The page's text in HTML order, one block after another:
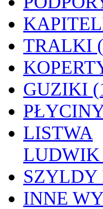
TRALKI
GUZIKI
LISTWA
LUDWIK
SZYLDY
INNE